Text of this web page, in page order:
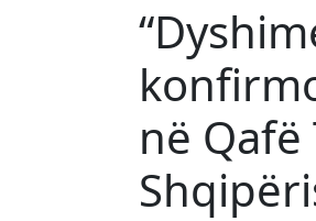
në